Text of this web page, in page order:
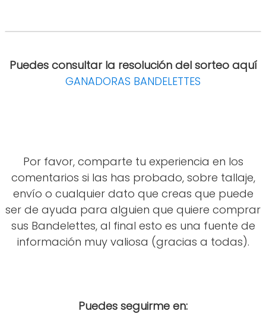
Puedes consultar la resolución del sorteo aquí
GANADORAS BANDELETTES
Por favor, comparte tu experiencia en los
comentarios si las has probado, sobre tallaje,
envío o cualquier dato que creas que puede
ser de ayuda para alguien que quiere comprar
sus Bandelettes, al final esto es una fuente de
información muy valiosa (gracias a todas).
Puedes seguirme en: